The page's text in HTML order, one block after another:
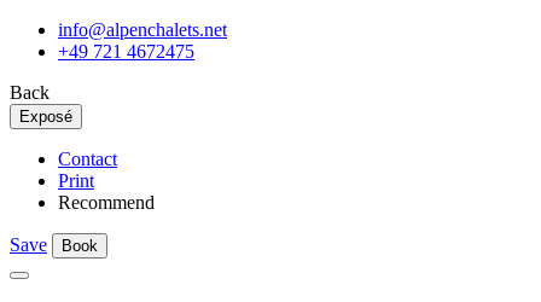
info@alpenchalets.net
+49 721 4672475
Back
Exposé
Contact
Print
Recommend
Save Book